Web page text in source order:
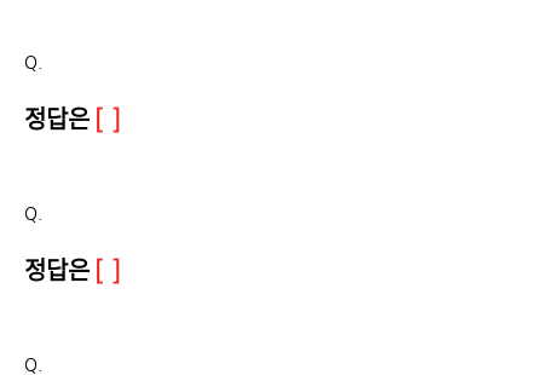
Q.
정답은 [ ]
Q.
정답은 [ ]
Q.